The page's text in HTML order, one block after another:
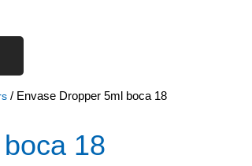
/ Envase Dropper 5ml boca 18
18